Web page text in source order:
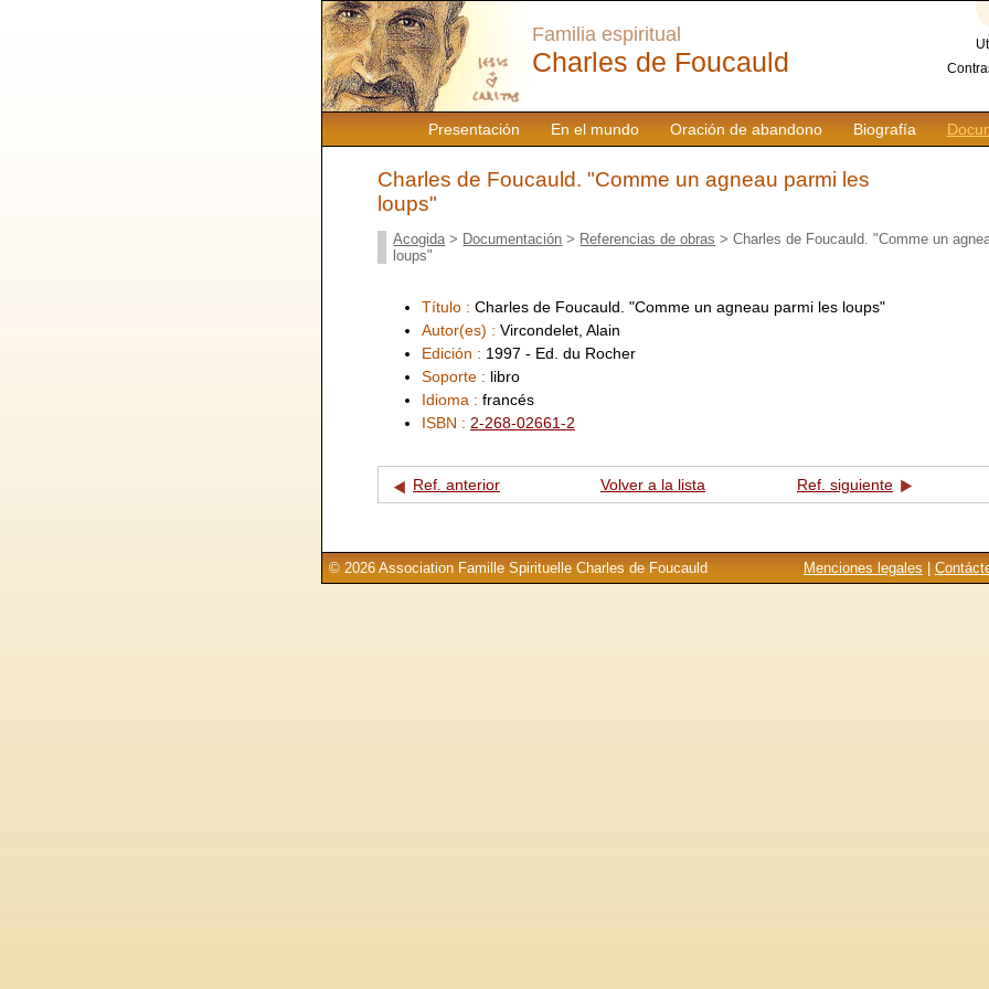
Presentación En el mundo Oración de abandono Biografía
Familia espiritual
Charles de Foucauld
Charles de Foucauld. "Comme un agneau parmi les
loups"
Acogida > Documentación > Referencias de obras > Charles de Foucauld. "Comme un
loups"
Título : Charles de Foucauld. "Comme un agneau parmi les loups"
Autor(es) : Vircondelet, Alain
Edición : 1997 - Ed. du Rocher
Soporte : libro
Idioma : francés
ISBN : 2-268-02661-2
Ref. anterior Volver a la lista Ref. siguiente
Menciones legales
© 2026 Association Famille Spirituelle Charles de Foucauld